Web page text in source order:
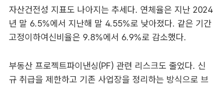
자산건전성 지표도 나아지는 추세다. 연체율은 지난 2024
년 말 6.5%에서 지난해 말 4.55%로 낮아졌다. 같은 기간
고정이하여신비율은 9.8%에서 6.9%로 감소했다.
부동산 프로젝트파이낸싱(PF) 관련 리스크도 줄었다. 신
규 취급을 제한하고 기존 사업장을 정리하는 방식으로 브